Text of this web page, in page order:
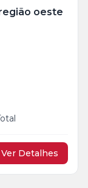
oeste
Ver Detalhes